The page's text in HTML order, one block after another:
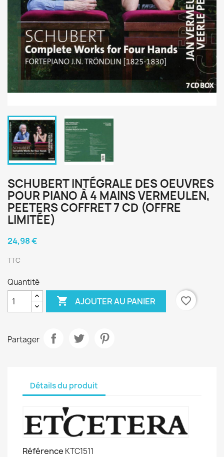
SCHUBERT INTÉGRALE DES OEUVRES
POUR PIANO À 4 MAINS VERMEULEN,
PEETERS COFFRET 7 CD (OFFRE
LIMITÉE)
24,98 €
TTC
Quantité
 AJOUTER AU PANIER favorite_border
Partager
Détails du produit
Référence KTC1511